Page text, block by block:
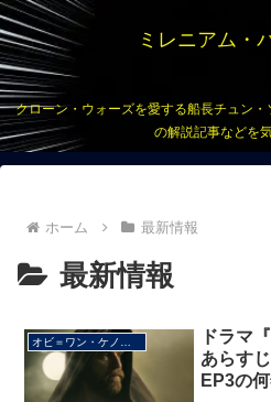
ミレニアム・
クローン・ウォーズを愛する船長チュン
の解説記事などを
ホーム 最新情報
最新情報
ドラマ
あらす
EP3の